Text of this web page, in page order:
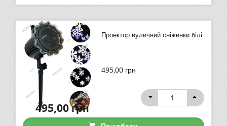
Проектор вуличний сніжинки білі
495,00 грн
495,00грн